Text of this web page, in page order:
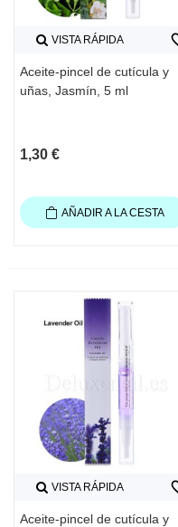
VISTA RÁPIDA
Aceite-pincel de cutícula y
uñas, Jasmín, 5 ml
1,30 €
AÑADIR A LA CESTA
VISTA RÁPIDA
Aceite-pincel de cutícula y